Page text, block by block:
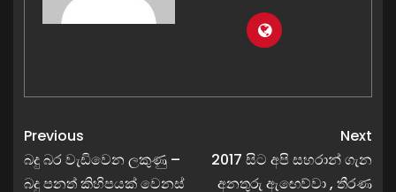
Previous
බදු බර වැඩිවෙන ලකුණු –
බදු පනත් කිහිපයක් වෙනස්
Next
2017 සිට අපි සහරාන් ගැන
අනතුරු ඇඟෙව්වා , තීරණ